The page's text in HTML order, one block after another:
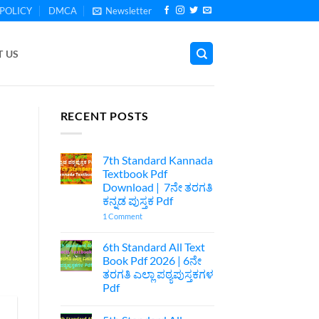
DMCA Newsletter
US
RECENT POSTS
7th Standard Kannada
Textbook Pdf
Download | 7ನೇ ತರಗತಿ
ಕನ್ನಡ ಪುಸ್ತಕ Pdf
1 Commenton
Kannada
Textbook
Pdf
Download
|
ಪುಸ್ತಕ
6th Standard All Text
Book Pdf 2026 | 6ನೇ
ತರಗತಿ ಎಲ್ಲಾ ಪಠ್ಯಪುಸ್ತಕಗಳ
Pdf